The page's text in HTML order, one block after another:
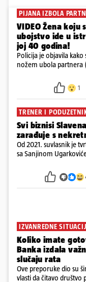
PIJANA IZBOLA
VIDEO Žena koju
ubojstvo ide u
joj 40 godina!
Policija je objavila
nožem ubola partnera
ispitali i poslali u istražni
1
TRENER I
Svi biznisi
zarađuje s
Od 2021. suvlasnik je
sa Sanjinom
poslovanje
zaposlenih
IZVANREDNE
Koliko imate
Banka izdala
slučaju rata
Ove preporuke dio su
vlasti da čitavo društvo